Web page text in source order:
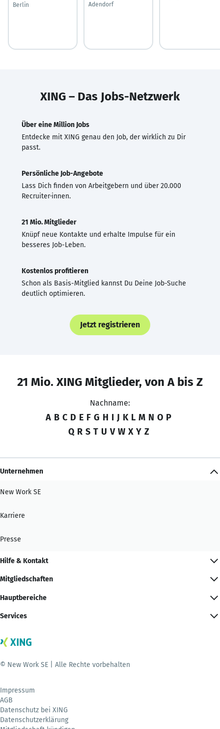
Berlin
Adendorf
XING – Das Jobs-Netzwerk
Über eine Million Jobs
Entdecke mit XING genau den Job, der wirklich zu Dir
passt.
Persönliche Job-Angebote
Lass Dich finden von Arbeitgebern und über 20.000
Recruiter·innen.
21 Mio. Mitglieder
Knüpf neue Kontakte und erhalte Impulse für ein
besseres Job-Leben.
Kostenlos profitieren
Schon als Basis-Mitglied kannst Du Deine Job-Suche
deutlich optimieren.
Jetzt registrieren
21 Mio. XING Mitglieder, von A bis Z
Nachname:
A B C D E F G H I J K L M N O P
Q R S T U V W X Y Z
Unternehmen
New Work SE
Karriere
Presse
Hilfe & Kontakt
Mitgliedschaften
Hauptbereiche
Services
© New Work SE | Alle Rechte vorbehalten
Impressum
AGB
Datenschutz bei XING
Datenschutzerklärung